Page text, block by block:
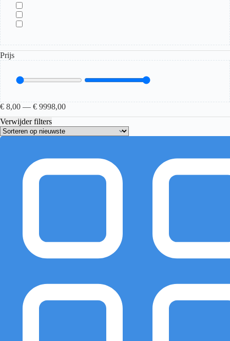
Prijs
€ 8,00 — € 9998,00
Verwijder filters